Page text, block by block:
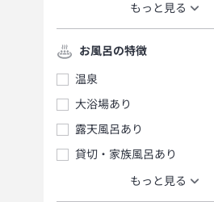
もっと見る
お風呂の特徴
温泉
大浴場あり
露天風呂あり
貸切・家族風呂あり
もっと見る